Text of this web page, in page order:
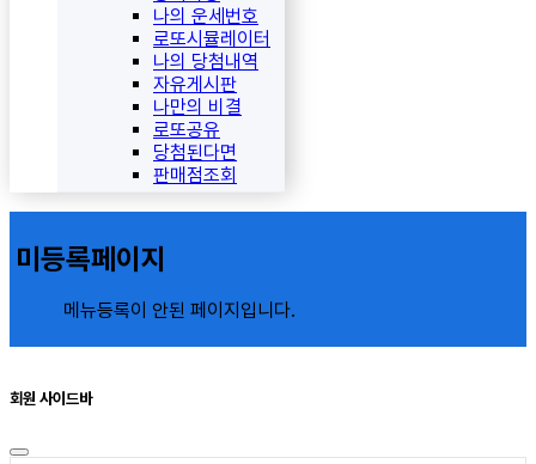
나의 운세번호
로또시뮬레이터
나의 당첨내역
자유게시판
나만의 비결
로또공유
당첨된다면
판매점조회
미등록페이지
메뉴등록이 안된 페이지입니다.
회원 사이드바